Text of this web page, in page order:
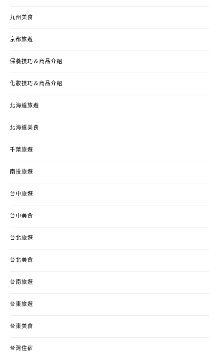
九州美食
京都旅遊
保養技巧＆商品介紹
化妝技巧＆商品介紹
北海道旅遊
北海道美食
千葉旅遊
南投旅遊
台中旅遊
台中美食
台北旅遊
台北美食
台南旅遊
台東旅遊
台東美食
台灣住宿